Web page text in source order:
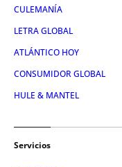
CULEMANÍA
LETRA GLOBAL
ATLÁNTICO HOY
CONSUMIDOR GLOBAL
HULE & MANTEL
Servicios